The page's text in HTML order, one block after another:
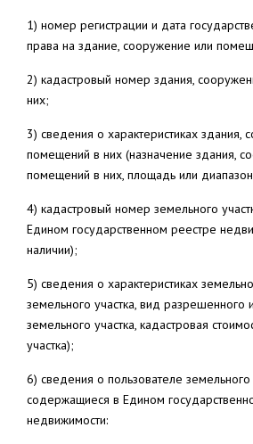
1) номер регистрации и дата
права на здание, сооружение или
2) кадастровый номер здания,
них;
3) сведения о характеристиках здания,
помещений в них (назначение здания,
помещений в них, площадь или
4) кадастровый номер земельного
Едином государственном реестре
наличии);
5) сведения о характеристиках
земельного участка, вид разрешенного
земельного участка, кадастровая
участка);
6) сведения о пользователе земельного
содержащиеся в Едином
недвижимости: